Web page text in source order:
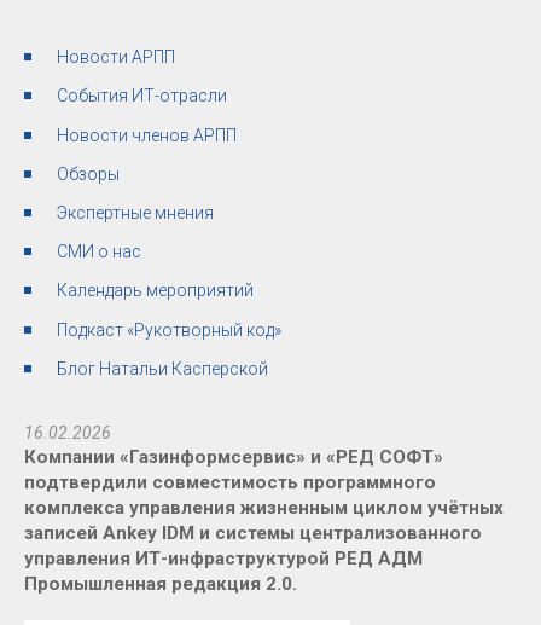
Новости АРПП
События ИТ-отрасли
Новости членов АРПП
Обзоры
Экспертные мнения
СМИ о нас
Календарь мероприятий
Подкаст «Рукотворный код»
Блог Натальи Касперской
16.02.2026
Компании «Газинформсервис» и «РЕД СОФТ»
подтвердили совместимость программного
комплекса управления жизненным циклом учётных
записей Ankey IDM и системы централизованного
управления ИТ-инфраструктурой РЕД АДМ
Промышленная редакция 2.0.